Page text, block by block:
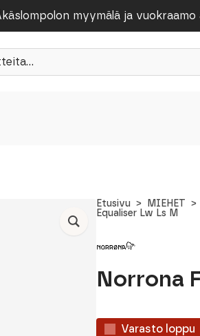
myymälä ja vuokraamo
Etusivu MIEHET
Equaliser Lw Ls M
Norrona
Varasto loppu